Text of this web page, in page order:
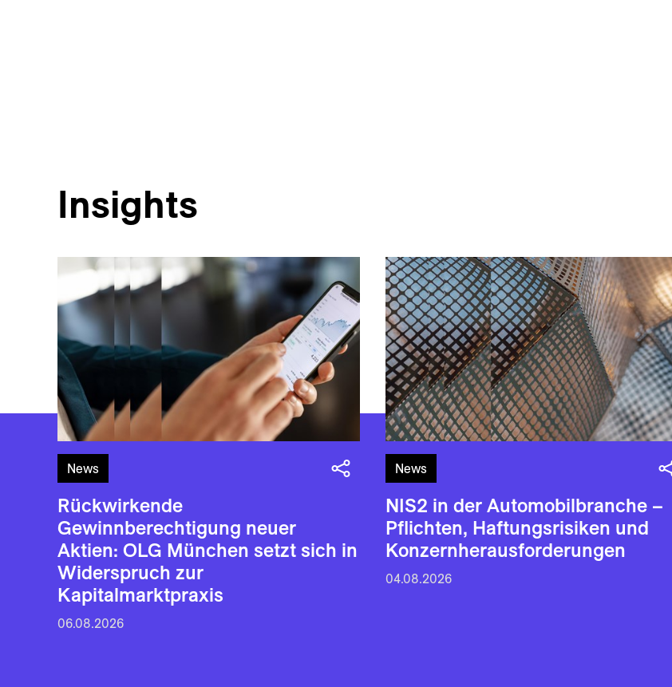
Insights
News
Rückwirkende
Gewinnberechtigung neuer
Aktien: OLG München setzt sich in
Widerspruch zur
Kapitalmarktpraxis
06.08.2026
News
NIS2 in der Automobilbranche –
Pflichten, Haftungsrisiken und
Konzernherausforderungen
04.08.2026